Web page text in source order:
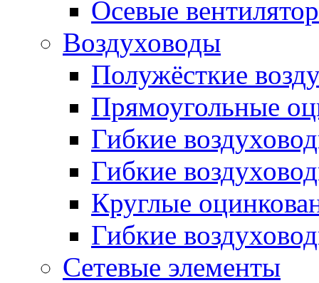
Осевые
Воздуховоды
Полужёсткие
Прямоугольные
Гибкие
Гибкие
Круглые
Гибкие
Сетевые элементы